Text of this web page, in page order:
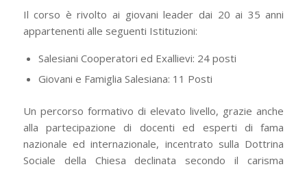
Il corso è rivolto ai giovani leader dai 20 ai 35 anni
appartenenti alle seguenti Istituzioni:
Salesiani Cooperatori ed Exallievi: 24 posti
Giovani e Famiglia Salesiana: 11 Posti
Un percorso formativo di elevato livello, grazie anche
alla partecipazione di docenti ed esperti di fama
nazionale ed internazionale, incentrato sulla Dottrina
Sociale della Chiesa declinata secondo il carisma